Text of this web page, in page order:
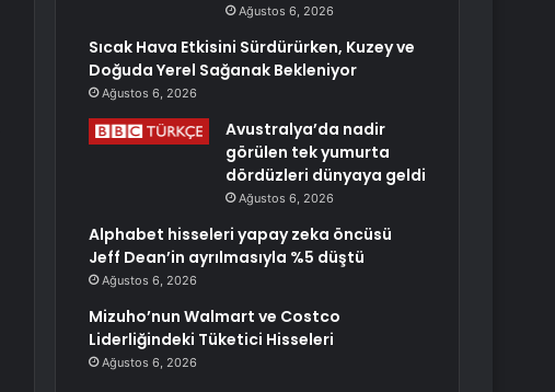
Ağustos 6, 2026
Sıcak Hava Etkisini Sürdürürken, Kuzey ve
Doğuda Yerel Sağanak Bekleniyor
Ağustos 6, 2026
Avustralya’da nadir
görülen tek yumurta
dördüzleri dünyaya geldi
Ağustos 6, 2026
Alphabet hisseleri yapay zeka öncüsü
Jeff Dean’in ayrılmasıyla %5 düştü
Ağustos 6, 2026
Mizuho’nun Walmart ve Costco
Liderliğindeki Tüketici Hisseleri
Ağustos 6, 2026